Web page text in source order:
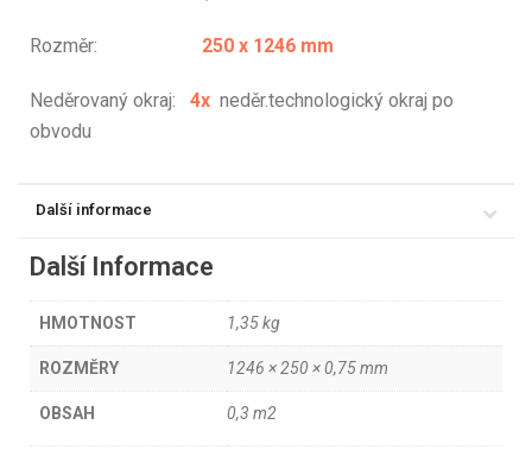
Rozměr: 250 x 1246 mm
Neděrovaný okraj: 4x neděr.technologický okraj po
obvodu
Další informace
Další Informace
HMOTNOST 1,35 kg
ROZMĚRY 1246 × 250 × 0,75 mm
OBSAH 0,3 m2